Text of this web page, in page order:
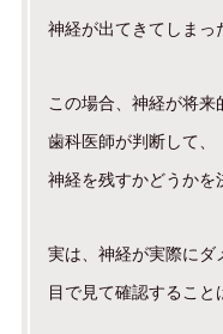
神経が出てきてしまっ
この場合、神経が将
歯科医師が判断して、
神経を残すかどうかを
実は、神経が実際にダ
目で見て確認すること